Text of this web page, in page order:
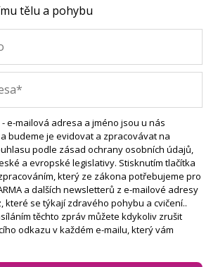
tělu a pohybu
e-mailová adresa a jméno jsou u nás
budeme je evidovat a zpracovávat na
podle zásad ochrany osobních údajů,
a evropské legislativy. Stisknutím tlačítka
který ze zákona potřebujeme pro
a dalších newsletterů z e-mailové adresy
které se týkají zdravého pohybu a cvičení..
těchto zpráv můžete kdykoliv zrušit
odkazu v každém e-mailu, který vám